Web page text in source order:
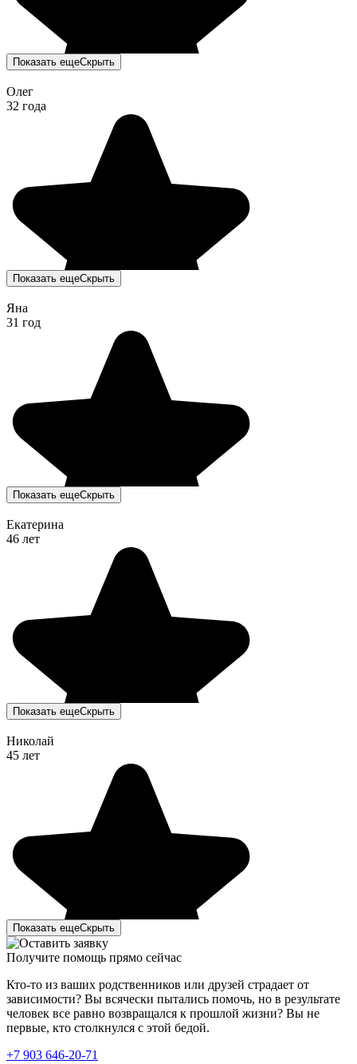
Мы с супругой решили сделать кодирование от
Показать ещеСкрыть
Олег
32 года
Показать ещеСкрыть
Яна
31 год
Показать ещеСкрыть
Екатерина
46 лет
Показать ещеСкрыть
Николай
45 лет
Показать ещеСкрыть
Получите помощь прямо сейчас
Кто-то из ваших родственников или друзей страдает от
зависимости? Вы всячески пытались помочь, но в результате
человек все равно возвращался к прошлой жизни? Вы не
первые, кто столкнулся с этой бедой.
+7 903 646-20-71